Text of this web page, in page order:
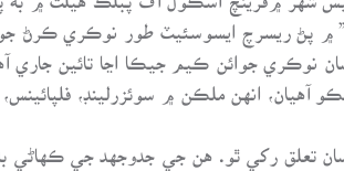
۾ پڻ ريسرچ ايسوسئيٽ طور نوڪري ڪرڻ جو
سان نوڪري جوائن ڪيم جيڪا اڃا تائين جاري
انهن ملڪن ۾ سوئزرلينڊ، فلپائينس،
تعلق رکي ٿو. هن جي جدوجهد جي ڪهاڻي